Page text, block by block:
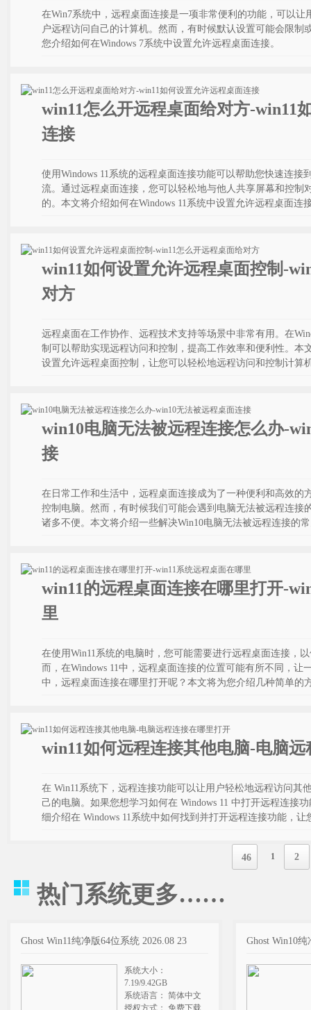
在Win7系统中，远程桌面连接是一项非常便利的功能，可以
户远程访问自己的计算机。然而，有时候默认设置可能会限制
您介绍如何在Windows 7系统中设置允许远程桌面连接。
win11怎么开远程桌面给对方-win11
连接
使用Windows 11系统的远程桌面连接功能可以帮助您快速连接
流。通过远程桌面连接，您可以轻松地与他人共享屏幕和控制
的。本文将介绍如何在Windows 11系统中设置允许远程桌面连
win11如何设置允许远程桌面控制-
对方
远程桌面在工作协作、远程技术支持等场景中非常有用。在
制可以帮助实现远程访问和控制，提高工作效率和便利性。本
设置允许远程桌面控制，让您可以轻松地远程访问和控制计算
win10电脑无法被远程连接怎么办-
接
在日常工作和生活中，远程桌面连接成为了一种便利和高效的
控制电脑。然而，有时候我们可能会遇到电脑无法被远程连接
诸多不便。本文将介绍一些解决Win10电脑无法被远程连接的
win11的远程桌面连接在哪里打开-
里
在使用Win11系统的电脑时，您可能需要进行远程桌面连接，
而，在Windows 11中，远程桌面连接的位置可能有所不同，让
中，远程桌面连接在哪里打开呢？本文将为您介绍几种简单的
win11如何远程连接其他电脑-电脑
在 Win11系统下，远程连接功能可以让用户轻松地远程访问其
己的电脑。如果您想学习如何在 Windows 11 中打开远程连接
细介绍在 Windows 11系统中如何找到并打开远程连接功能，
46 1 2
热门系统更多……
Ghost Win11纯净版64位系统 2026.08 23
系统大小：
7.19/9.42GB
系统语言： 简体中文
授权方式： 免费下载
Ghost Win10